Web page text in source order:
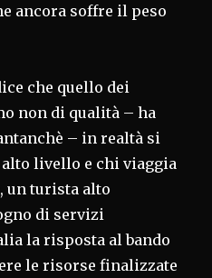
ancora soffre il peso
che quello dei
non di qualità – ha
– in realtà si
livello e chi viaggia
un turista alto
di servizi
la risposta al bando
le risorse finalizzate